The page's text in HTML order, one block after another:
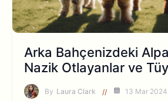
Arka Bahçenizdeki
Nazik Otlayanlar ve
By Laura Clark 13 Mar 2024